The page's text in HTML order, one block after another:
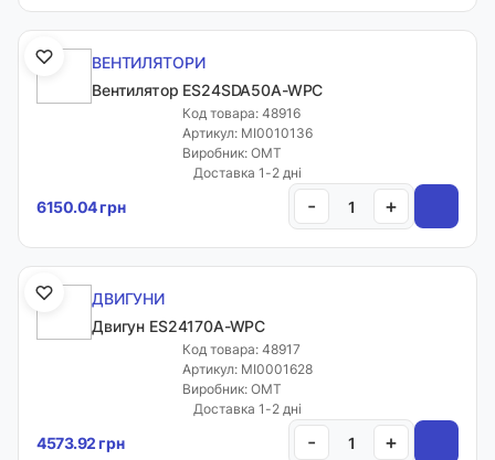
ВЕНТИЛЯТОРИ
Вентилятор ES24SDA50A-WPC
Код товара: 48916
Артикул: MI0010136
Виробник: OMT
Доставка 1-2 дні
6150.04 грн - +
ДВИГУНИ
Двигун ES24170A-WPC
Код товара: 48917
Артикул: MI0001628
Виробник: OMT
Доставка 1-2 дні
4573.92 грн - +